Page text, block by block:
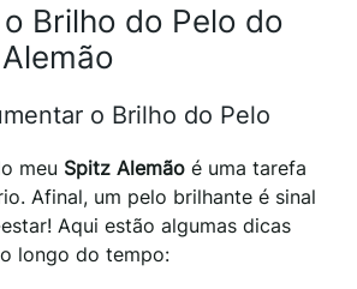
Brilho do Pelo do
o Brilho do Pelo
meu Spitz Alemão é uma tarefa
Afinal, um pelo brilhante é sinal
Aqui estão algumas dicas
longo do tempo: